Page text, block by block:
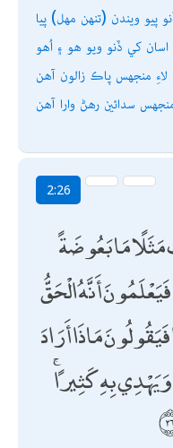
ويندن (تنھن مھل) پيا
کي ڏنو ويو ھو ۽ اُھو
منجھس پاڪ زالون آھن
سدائين رھڻ وارا آھن
2:26
مَا بَعُوضَةً
أَنَّهُ الْحَقُّ
مَاذَا أَرَادَ
وَيَهْدِي بِهِ كَثِيرًا